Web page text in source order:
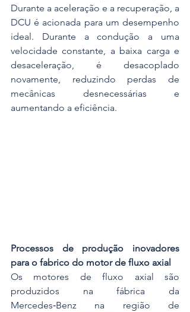
Durante a aceleração e a recuperação, a
DCU é acionada para um desempenho
ideal. Durante a condução a uma
velocidade constante, a baixa carga e
desaceleração, é desacoplado
novamente, reduzindo perdas de
mecânicas desnecessárias e
aumentando a eficiência.
Processos de produção inovadores
para o fabrico do motor de fluxo axial
Os motores de fluxo axial são
produzidos na fábrica da
Mercedes‑Benz na região de